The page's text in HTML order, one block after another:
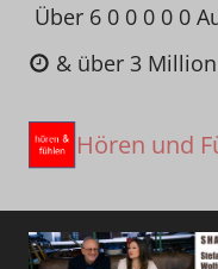
Zum
Inhalt
springen
Über 6 0 0 0 0 0
& über 3
Hören und